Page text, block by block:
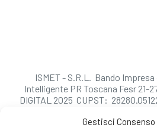
Gestisci Consenso
ISMET - S.R.L. Bando
Intelligente PR Toscana Fesr 21-
DIGITAL 2025 CUPST: